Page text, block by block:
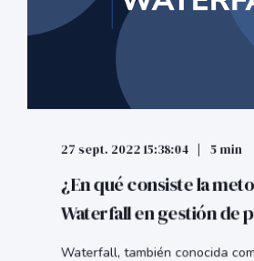
27 sept. 2022 15:38:04 5 min
¿En qué consiste la
Waterfall en gestión de
Waterfall, también conocida